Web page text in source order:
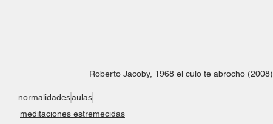
Roberto Jacoby, 1968 el culo te abrocho (2008).
normalidadesaulas
meditaciones estremecidas